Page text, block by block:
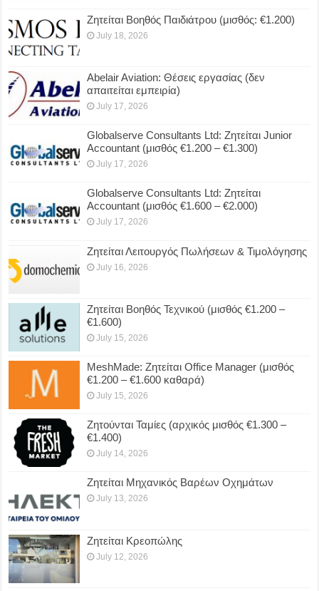
Ζητείται Βοηθός Παιδιάτρου (μισθός: €1.200)
July 18, 2026
Abelair Aviation: Θέσεις εργασίας (δεν
απαιτείται εμπειρία)
July 17, 2026
Globalserve Consultants Ltd: Ζητείται Junior
Accountant (μισθός €1.200 – €1.300)
July 17, 2026
Globalserve Consultants Ltd: Ζητείται
Accountant (μισθός €1.600 – €2.000)
July 17, 2026
Ζητείται Λειτουργός Πωλήσεων & Τιμολόγησης
July 16, 2026
Ζητείται Βοηθός Τεχνικού (μισθός €1.200 –
€1.600)
July 15, 2026
MeshMade: Ζητείται Office Manager (μισθός
€1.200 – €1.600 καθαρά)
July 15, 2026
Ζητούνται Ταμίες (αρχικός μισθός €1.300 –
€1.400)
July 14, 2026
Ζητείται Μηχανικός Βαρέων Οχημάτων
July 13, 2026
Ζητείται Κρεοπώλης
July 12, 2026